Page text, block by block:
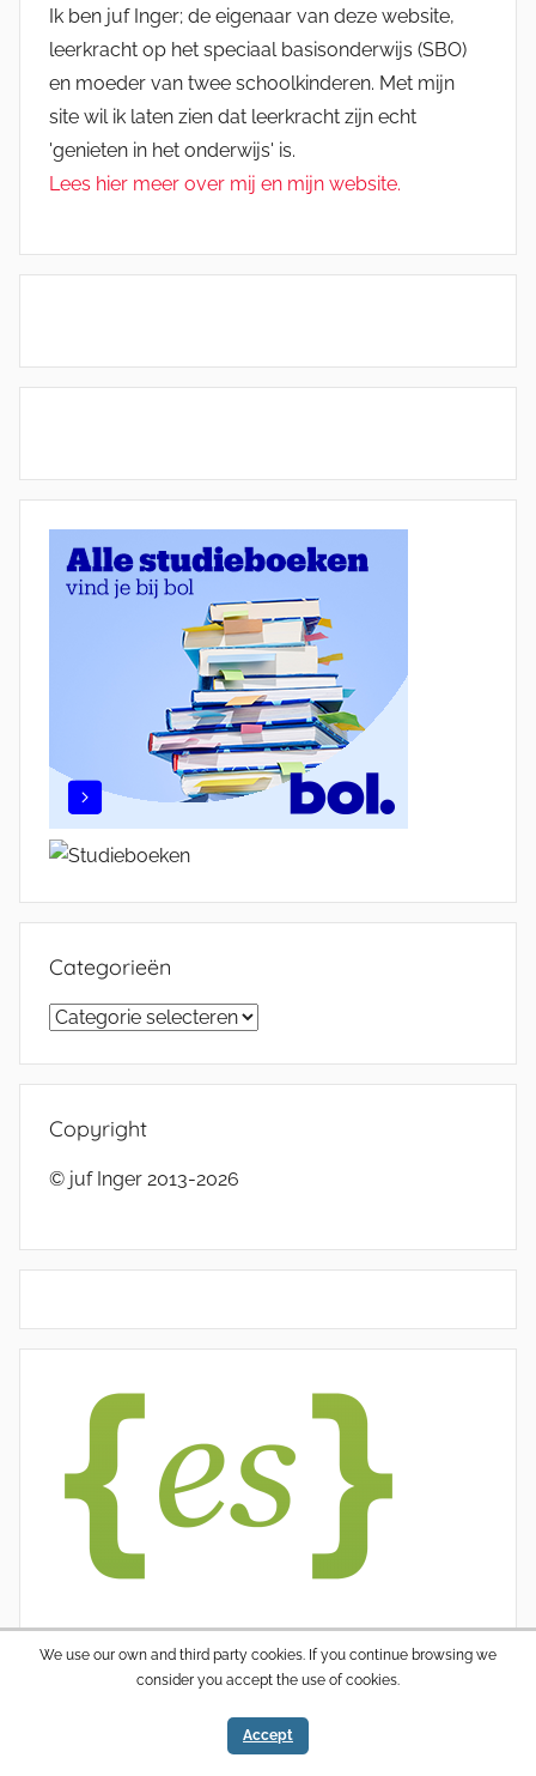
Ik ben juf Inger; de eigenaar van deze website,
leerkracht op het speciaal basisonderwijs (SBO)
en moeder van twee schoolkinderen. Met mijn
site wil ik laten zien dat leerkracht zijn echt
'genieten in het onderwijs' is.
Lees hier meer over mij en mijn website.
Categorieën
Categorieën
Copyright
© juf Inger 2013-2026
We use our own and third party cookies. If you continue browsing we
consider you accept the use of cookies.
Accept